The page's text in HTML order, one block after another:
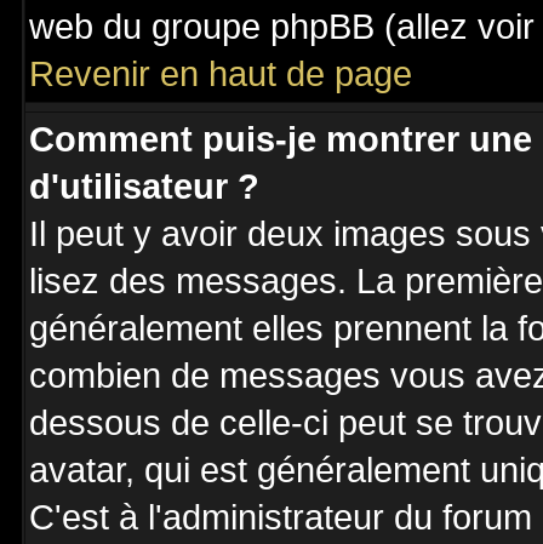
web du groupe phpBB (allez
Revenir en haut de page
Comment puis-je montrer
d'utilisateur ?
Il peut y avoir deux images
lisez des messages. La
généralement elles prennent la
combien de messages vous
dessous de celle-ci peut se
avatar, qui est généralement
C'est à l'administrateur du